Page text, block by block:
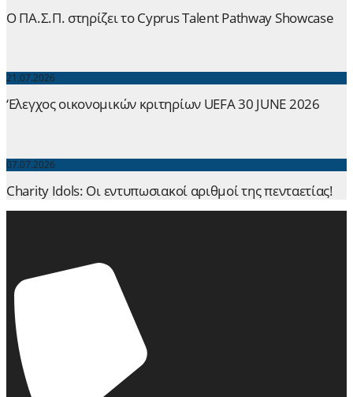
Ο ΠΑ.Σ.Π. στηρίζει το Cyprus Talent Pathway Showcase
21.07.2026
‘Ελεγχος οικονομικών κριτηρίων UEFA 30 JUNE 2026
07.07.2026
Charity Idols: Οι εντυπωσιακοί αριθμοί της πενταετίας!